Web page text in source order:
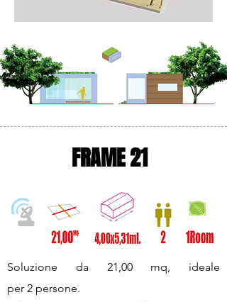
FRAME 21
Soluzione da 21,00 mq, ideale
per 2 persone.